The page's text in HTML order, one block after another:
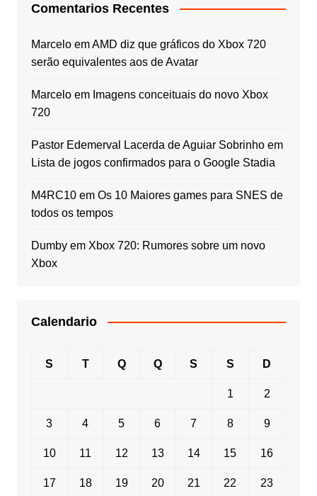
Comentarios Recentes
MarceloemAMD diz que gráficos do Xbox 720
serão equivalentes aos de Avatar
Marceloem Imagens conceituais do novo Xbox
720
Pastor Edemerval Lacerda de Aguiar Sobrinhoem
Lista de jogos confirmados para o Google Stadia
M4RC10em Os 10 Maiores games para SNES de
todos os tempos
Dumbyem Xbox 720: Rumores sobre um novo
Xbox
Calendario
S T Q Q S S D
1 2
3 4 5 6 7 8 9
10 11 12 13 14 15 16
17 18 19 20 21 22 23